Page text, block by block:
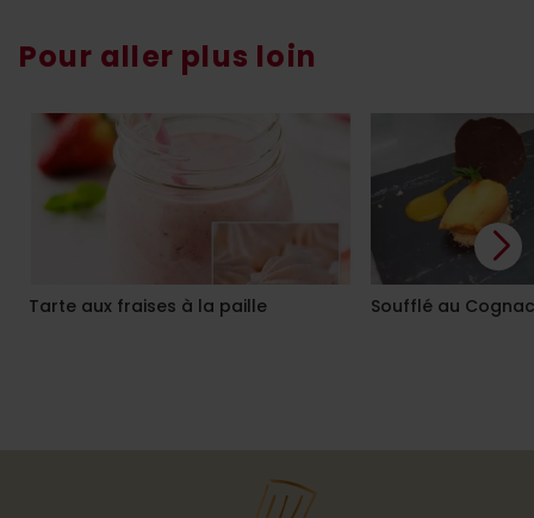
Pour aller plus loin
Tarte aux fraises à la paille Soufflé au